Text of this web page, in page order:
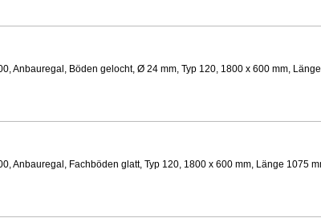
Anbauregal, Böden gelocht, Ø 24 mm, Typ 120, 1800 x 600 mm,
Anbauregal, Fachböden glatt, Typ 120, 1800 x 600 mm, Länge 1075